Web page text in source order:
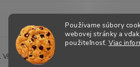
Používame súbory
webovej stránky a
použiteľnosť. Viac
. Všetky práva vyhradené.